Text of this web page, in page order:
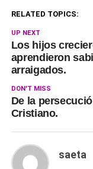
RELATED TOPICS:
UP NEXT
Los hijos
aprendieron
arraigados.
DON'T MISS
De la
Cristiano.
saeta